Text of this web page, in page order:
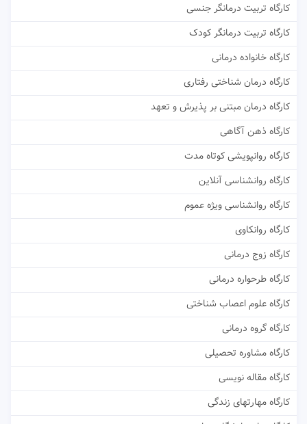
کارگاه تربیت درمانگر جنسی
کارگاه تربیت درمانگر کودک
کارگاه خانواده درمانی
کارگاه درمان شناختی رفتاری
کارگاه درمان مبتنی بر پذیرش و تعهد
کارگاه ذهن آگاهی
کارگاه روانپویشی کوتاه مدت
کارگاه روانشناسی آنلاین
کارگاه روانشناسی ویژه عموم
کارگاه روانکاوی
کارگاه زوج درمانی
کارگاه طرحواره درمانی
کارگاه علوم اعصاب شناختی
کارگاه گروه درمانی
کارگاه مشاوره تحصیلی
کارگاه مقاله نویسی
کارگاه مهارتهای زندگی